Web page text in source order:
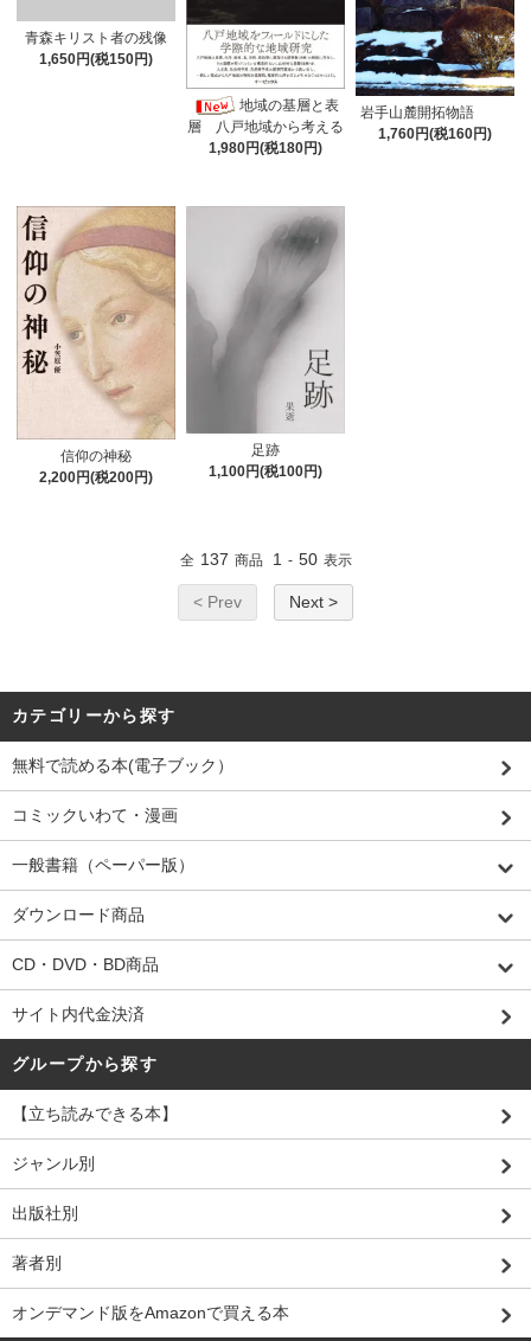
青森キリスト者の残像
1,650円(税150円)
地域の基層と表
層 八戸地域から考える
1,980円(税180円)
岩手山麓開拓物語
1,760円(税160円)
信仰の神秘
2,200円(税200円)
足跡
1,100円(税100円)
全 137 商品 1 - 50 表示
< Prev Next >
カテゴリーから探す
無料で読める本(電子ブック）
コミックいわて・漫画
一般書籍（ペーパー版）
ダウンロード商品
CD・DVD・BD商品
サイト内代金決済
グループから探す
【立ち読みできる本】
ジャンル別
出版社別
著者別
オンデマンド版をAmazonで買える本